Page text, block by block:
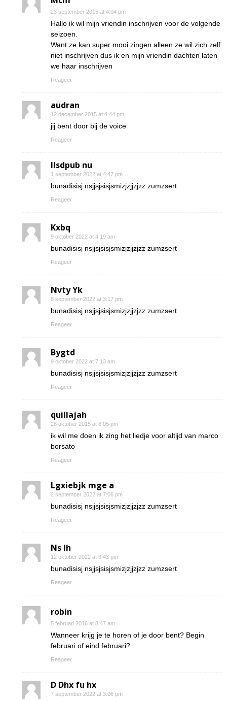
23 september 2015 at 4:04 pm
Hallo ik wil mijn vriendin inschrijven voor de volgende
seizoen.
Want ze kan super mooi zingen alleen ze wil zich zelf
niet inschrijven dus ik en mijn vriendin dachten laten
we haar inschrijven
Reageer
audran
12 december 2015 at 4:44 pm
jij bent door bij de voice
Reageer
Ilsdpub nu
1 september 2022 at 4:47 pm
bunadisisj nsjjsjsisjsmizjzjjzjzz zumzsert
Reageer
Kxbq
9 oktober 2022 at 4:19 am
bunadisisj nsjjsjsisjsmizjzjjzjzz zumzsert
Reageer
Nvty Yk
8 september 2022 at 3:17 pm
bunadisisj nsjjsjsisjsmizjzjjzjzz zumzsert
Reageer
Bygtd
9 oktober 2022 at 7:13 am
bunadisisj nsjjsjsisjsmizjzjjzjzz zumzsert
Reageer
quillajah
28 oktober 2015 at 8:05 pm
ik wil me doen ik zing het liedje voor altijd van marco
borsato
Reageer
Lgxiebjk mge a
2 september 2022 at 7:06 pm
bunadisisj nsjjsjsisjsmizjzjjzjzz zumzsert
Reageer
Ns Ih
12 oktober 2022 at 3:43 pm
bunadisisj nsjjsjsisjsmizjzjjzjzz zumzsert
Reageer
robin
5 februari 2016 at 8:47 am
Wanneer krijg je te horen of je door bent? Begin
februari of eind februari?
Reageer
D Dhx fu hx
7 september 2022 at 3:06 pm